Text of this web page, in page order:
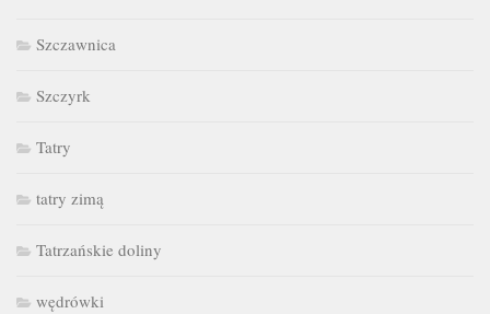
Szczawnica
Szczyrk
Tatry
tatry zimą
Tatrzańskie doliny
wędrówki